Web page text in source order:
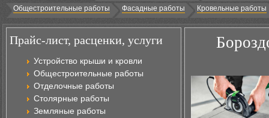
Общестроительные работы
Фасадные работы Кровельные работы
Прайс-лист, расценки, услуги
Устройство крыши и кровли
Общестроительные работы
Отделочные работы
Столярные работы
Земляные работы